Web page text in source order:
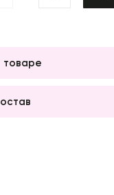
товаре